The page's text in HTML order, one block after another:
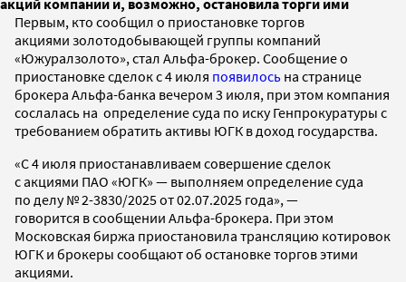
Первым, кто сообщил о приостановке торгов
акциями золотодобывающей группы компаний
«Южуралзолото», стал Альфа-брокер. Сообщение о
приостановке сделок с 4 июля появилось на странице
брокера Альфа-банка вечером 3 июля, при этом компания
сослалась на определение суда по иску Генпрокуратуры с
требованием обратить активы ЮГК в доход государства.
«С 4 июля приостанавливаем совершение сделок
с акциями ПАО «ЮГК» — выполняем определение суда
по делу № 2-3830/2025 от 02.07.2025 года», —
говорится в сообщении Альфа-брокера. При этом
Московская биржа приостановила трансляцию котировок
ЮГК и брокеры сообщают об остановке торгов этими
акциями.